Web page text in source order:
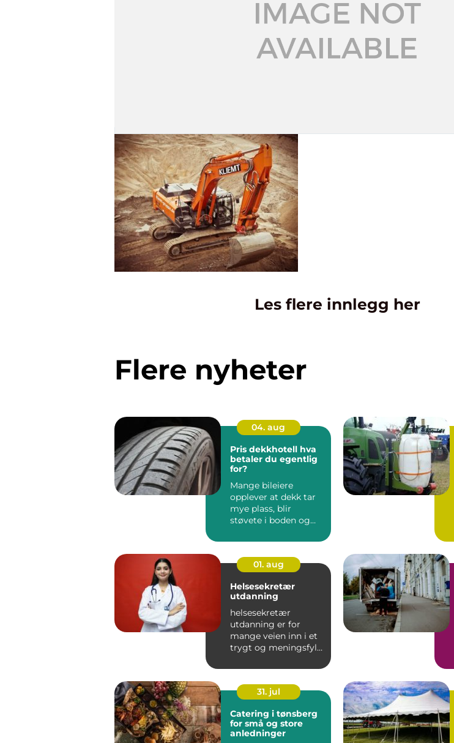
Les flere innlegg her
Flere nyheter
04. aug
Pris dekkhotell hva
betaler du egentlig
for?
Mange bileiere
opplever at dekk tar
mye plass, blir
støvete i boden og
ganger i...
01. aug
Helsesekretær
utdanning
helsesekretær
utdanning er for
mange veien inn i et
trygt og meningsfylt
helsevesenet. Ut...
31. jul
Catering i tønsberg
for små og store
anledninger